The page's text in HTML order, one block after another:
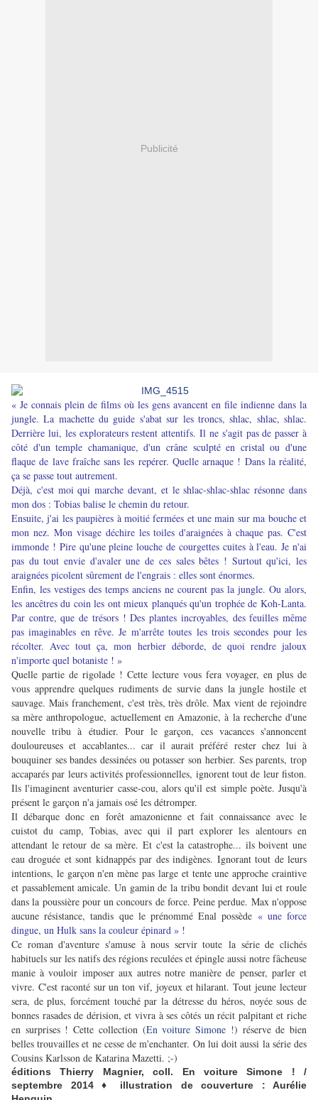
Publicité
« Je connais plein de films où les gens avancent en file indienne dans la
jungle. La machette du guide s'abat sur les troncs, shlac, shlac, shlac.
Derrière lui, les explorateurs restent attentifs. Il ne s'agit pas de passer à
côté d'un temple chamanique, d'un crâne sculpté en cristal ou d'une
flaque de lave fraîche sans les repérer. Quelle arnaque ! Dans la réalité,
ça se passe tout autrement.
Déjà, c'est moi qui marche devant, et le shlac-shlac-shlac résonne dans
mon dos : Tobias balise le chemin du retour.
Ensuite, j'ai les paupières à moitié fermées et une main sur ma bouche et
mon nez. Mon visage déchire les toiles d'araignées à chaque pas. C'est
immonde ! Pire qu'une pleine louche de courgettes cuites à l'eau. Je n'ai
pas du tout envie d'avaler une de ces sales bêtes ! Surtout qu'ici, les
araignées picolent sûrement de l'engrais : elles sont énormes.
Enfin, les vestiges des temps anciens ne courent pas la jungle. Ou alors,
les ancêtres du coin les ont mieux planqués qu'un trophée de Koh-Lanta.
Par contre, que de trésors ! Des plantes incroyables, des feuilles même
pas imaginables en rêve. Je m'arrête toutes les trois secondes pour les
récolter. Avec tout ça, mon herbier déborde, de quoi rendre jaloux
n'importe quel botaniste ! »
Quelle partie de rigolade ! Cette lecture vous fera voyager, en plus de
vous apprendre quelques rudiments de survie dans la jungle hostile et
sauvage. Mais franchement, c'est très, très drôle. Max vient de rejoindre
sa mère anthropologue, actuellement en Amazonie, à la recherche d'une
nouvelle tribu à étudier. Pour le garçon, ces vacances s'annoncent
douloureuses et accablantes... car il aurait préféré rester chez lui à
bouquiner ses bandes dessinées ou potasser son herbier. Ses parents, trop
accaparés par leurs activités professionnelles, ignorent tout de leur fiston.
Ils l'imaginent aventurier casse-cou, alors qu'il est simple poète. Jusqu'à
présent le garçon n'a jamais osé les détromper.
Il débarque donc en forêt amazonienne et fait connaissance avec le
cuistot du camp, Tobias, avec qui il part explorer les alentours en
attendant le retour de sa mère. Et c'est la catastrophe... ils boivent une
eau droguée et sont kidnappés par des indigènes. Ignorant tout de leurs
intentions, le garçon n'en mène pas large et tente une approche craintive
et passablement amicale. Un gamin de la tribu bondit devant lui et roule
dans la poussière pour un concours de force. Peine perdue. Max n'oppose
aucune résistance, tandis que le prénommé Enal possède « une force
dingue, un Hulk sans la couleur épinard » !
Ce roman d'aventure s'amuse à nous servir toutela série de clichés
habituels sur les natifs des régions reculées et épingle aussi notre fâcheuse
manie à vouloir imposer aux autres notre manière de penser, parler et
vivre. C'est raconté sur un ton vif, joyeux et hilarant. Tout jeune lecteur
sera, de plus, forcément touché par la détresse du héros, noyée sous de
bonnes rasades de dérision, et vivra à ses côtés un récit palpitant et riche
en surprises ! Cette collection (En voiture Simone !) réserve de bien
belles trouvailles et ne cesse de m'enchanter. On lui doit aussi la série des
Cousins Karlsson de Katarina Mazetti. ;-)
éditions Thierry Magnier, coll. En voiture Simone ! /
septembre 2014 ♦ illustration de couverture : Aurélie